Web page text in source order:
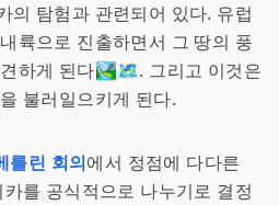
의 탐험과 관련되어 있다. 유럽
륙으로 진출하면서 그 땅의 풍
견하게 된다🏞️🗺️. 그리고 이것은
을 불러일으키게 된다.
를린 회의에서 정점에 다다른
를 공식적으로 나누기로 결정